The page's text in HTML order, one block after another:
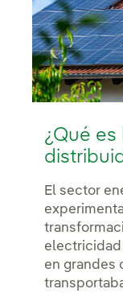
¿Qué
El sector
electricidad
en grandes